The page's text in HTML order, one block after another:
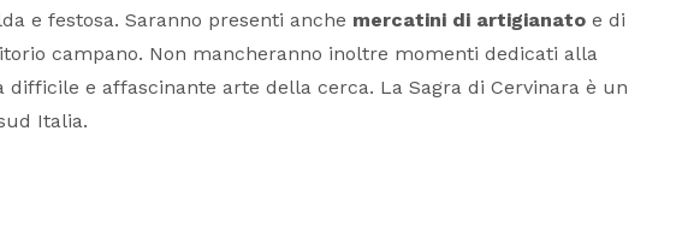
e festosa. Saranno presenti anche mercatini di artigianato e di
campano. Non mancheranno inoltre momenti dedicati alla
difficile e affascinante arte della cerca. La Sagra di Cervinara è un
Italia.